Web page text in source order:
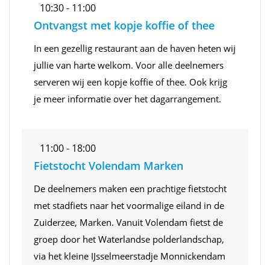
10:30 - 11:00
Ontvangst met kopje koffie of thee
In een gezellig restaurant aan de haven heten wij
jullie van harte welkom. Voor alle deelnemers
serveren wij een kopje koffie of thee. Ook krijg
je meer informatie over het dagarrangement.
11:00 - 18:00
Fietstocht Volendam Marken
De deelnemers maken een prachtige fietstocht
met stadfiets naar het voormalige eiland in de
Zuiderzee, Marken. Vanuit Volendam fietst de
groep door het Waterlandse polderlandschap,
via het kleine IJsselmeerstadje Monnickendam